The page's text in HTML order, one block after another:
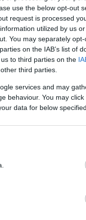
use the below opt-out
request is processed
utilized by us
You may separately
on the IAB’s list of
to third parties on the
third parties.
services and may
behaviour. You may
data for below
για τηλεόραση».
και την
όσο ψηλά
τρομερή φόρα
βγει από τον